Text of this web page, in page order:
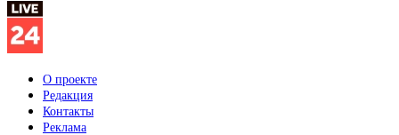
О проекте
Редакция
Контакты
Реклама